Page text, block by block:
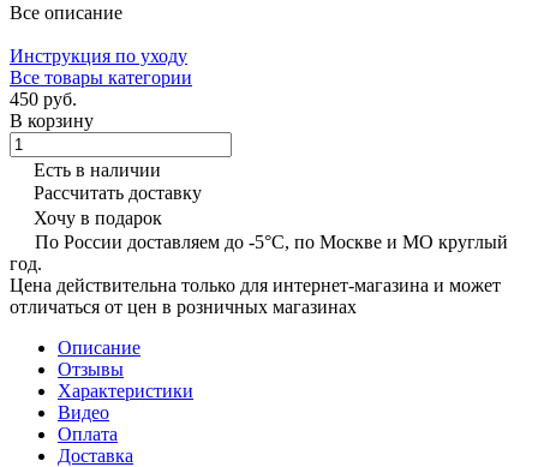
Все описание
Инструкция по уходу
Все товары категории
450 руб.
В корзину
Есть в наличии
Рассчитать доставку
Хочу в подарок
По России доставляем до -5°C, по Москве и МО круглый
год.
Цена действительна только для интернет-магазина и может
отличаться от цен в розничных магазинах
Описание
Отзывы
Характеристики
Видео
Оплата
Доставка